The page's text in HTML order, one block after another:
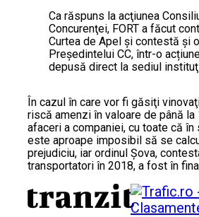
Ca răspuns la acţiunea
Concurenţei, FORT a făcut
Curtea de Apel şi contestă şi
Preşedintelui CC, într-o
depusă direct la sediul
În cazul în care vor fi găsiţi
riscă amenzi în valoare de până la
afaceri a companiei, cu toate că
este aproape imposibil să se
prejudiciu, iar ordinul Şova,
transportatori în 2018, a fost în